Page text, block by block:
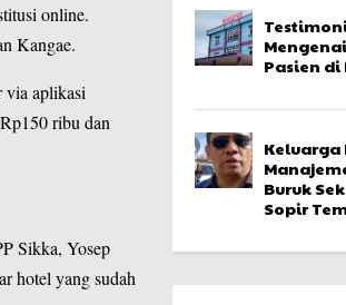
online.
Kangae.
via aplikasi
ribu dan
Sikka, Yosep
hotel yang sudah
Pasien di
Keluarga
Buruk
Sopir